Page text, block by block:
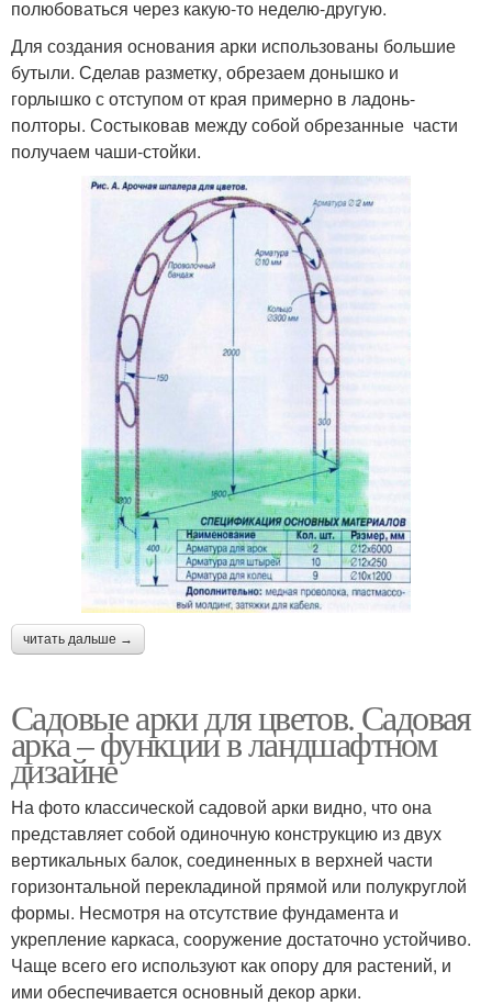
полюбоваться через какую-то неделю-другую.
Для создания основания арки использованы большие
бутыли. Сделав разметку, обрезаем донышко и
горлышко с отступом от края примерно в ладонь-
полторы. Состыковав между собой обрезанные части
получаем чаши-стойки.
читать дальше →
Садовые арки для цветов. Садовая
арка – функции в ландшафтном
дизайне
На фото классической садовой арки видно, что она
представляет собой одиночную конструкцию из двух
вертикальных балок, соединенных в верхней части
горизонтальной перекладиной прямой или полукруглой
формы. Несмотря на отсутствие фундамента и
укрепление каркаса, сооружение достаточно устойчиво.
Чаще всего его используют как опору для растений, и
ими обеспечивается основный декор арки.